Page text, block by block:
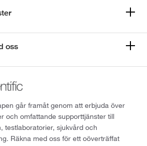
oss
går framåt genom att erbjuda över
och omfattande supporttjänster till
testlaboratorier, sjukvård och
Räkna med oss för ett oöverträffat